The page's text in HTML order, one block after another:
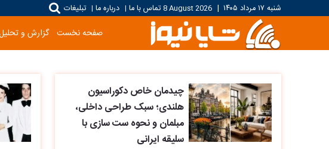
شنبه ۱۷ مرداد ۱۴۰۵ |
8 August 2026تماس با ما | درباره ما | تبلیغات
صفحه نخست گزارش و
چیدمان خاص دکوراسیون
هلندی؛ سبک طراحی داخلی،
مبلمان و نحوه ست سازی با
سلیقه ایرانی